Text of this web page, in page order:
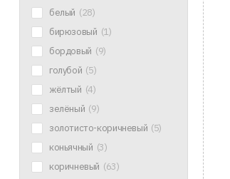
белый (28)
бирюзовый (1)
бордовый (9)
голубой (5)
жёлтый (4)
зелёный (9)
золотисто-коричневый (5)
коньячный (3)
коричневый (63)